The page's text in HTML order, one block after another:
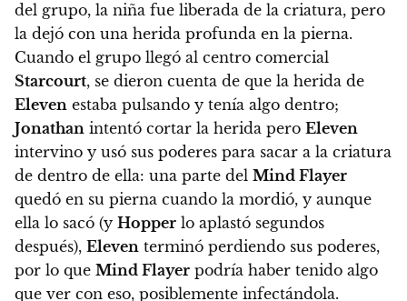
del grupo, la niña fue liberada de la criatura, pero
la dejó con una herida profunda en la pierna.
Cuando el grupo llegó al centro comercial
Starcourt, se dieron cuenta de que la herida de
Eleven estaba pulsando y tenía algo dentro;
Jonathan intentó cortar la herida pero Eleven
intervino y usó sus poderes para sacar a la criatura
de dentro de ella: una parte del Mind Flayer
quedó en su pierna cuando la mordió, y aunque
ella lo sacó (y Hopper lo aplastó segundos
después), Eleven terminó perdiendo sus poderes,
por lo que Mind Flayer podría haber tenido algo
que ver con eso, posiblemente infectándola.